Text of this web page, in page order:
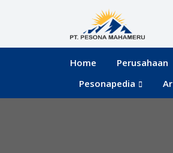
Home Perusahaan
Pesonapedia